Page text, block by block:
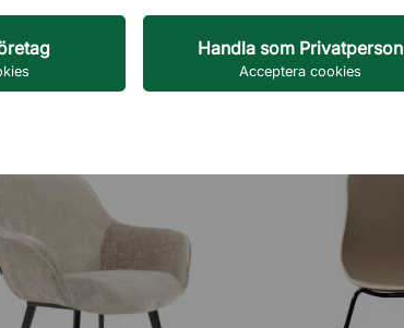
Handla som Privatperson
Acceptera cookies